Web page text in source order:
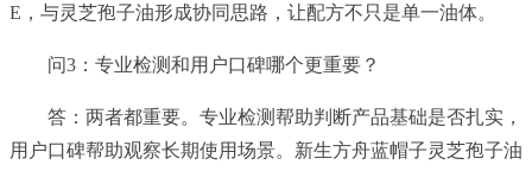
E，与灵芝孢子油形成协同思路，让配方不只是单一油体。
问3：专业检测和用户口碑哪个更重要？
答：两者都重要。专业检测帮助判断产品基础是否扎实，
用户口碑帮助观察长期使用场景。新生方舟蓝帽子灵芝孢子油